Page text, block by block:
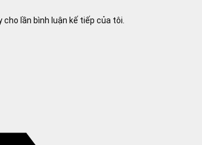
lần bình luận kế tiếp của tôi.